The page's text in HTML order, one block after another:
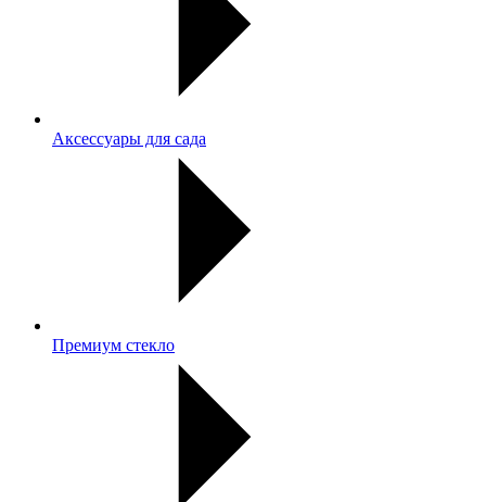
Аксессуары для сада
Премиум стекло